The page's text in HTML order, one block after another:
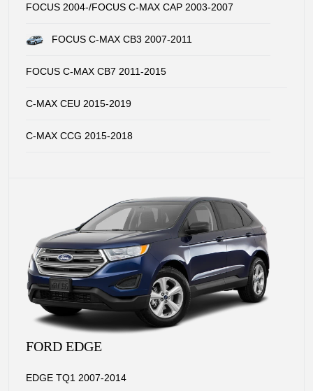
FOCUS 2004-/FOCUS C-MAX CAP 2003-2007
FOCUS C-MAX CB3 2007-2011
FOCUS C-MAX CB7 2011-2015
C-MAX CEU 2015-2019
C-MAX CCG 2015-2018
FORD EDGE
EDGE TQ1 2007-2014